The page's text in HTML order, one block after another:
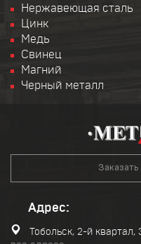
Нержавеющая сталь
Цинк
Медь
Свинец
Магний
Черный металл
Адрес:
Тобольск, 2-й